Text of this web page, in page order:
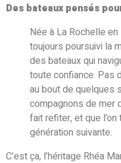
Des bateaux pensés
Née à La Rochelle
toujours poursuivi la
des bateaux qui
toute confiance. Pas
au bout de quelques
compagnons de mer
fait refiter, et que
génération suivante.
C’est ça, l’héritage Rhéa